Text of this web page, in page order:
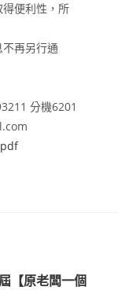
便利性，所
再另行通
分機6201
【原老闆一個